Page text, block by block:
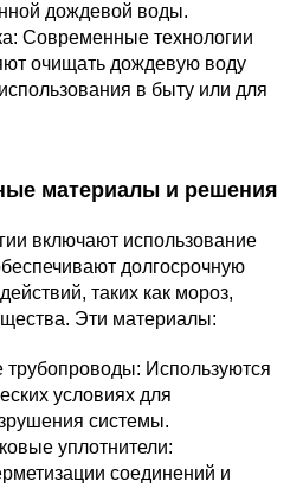
дождевой воды.
Современные технологии
очищать дождевую воду
в быту или для
материалы и решения
включают использование
долгосрочную
таких как мороз,
Эти материалы:
трубопроводы: Используются
условиях для
системы.
уплотнители:
соединений и